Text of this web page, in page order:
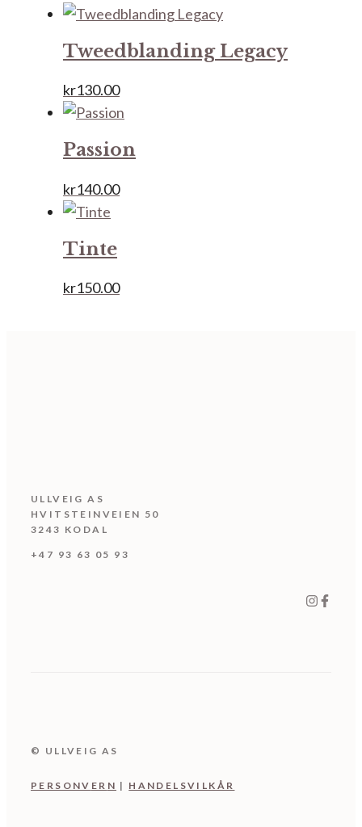
Tweedblanding Legacy
kr130.00
Passion
kr140.00
Tinte
kr150.00
ULLVEIG AS
HVITSTEINVEIEN 50
3243 KODAL
+47 93 63 05 93
© ULLVEIG AS
PERSONV ER N | HANDELSVILKÅR